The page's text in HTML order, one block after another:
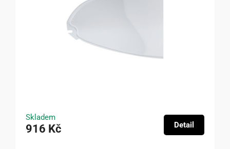
Skladem
916 Kč Detail